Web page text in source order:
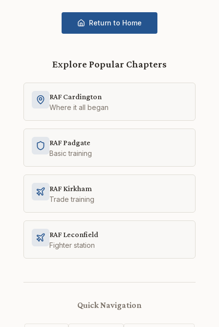
Return to Home
Explore Popular Chapters
RAF Cardington
Where it all began
RAF Padgate
Basic training
RAF Kirkham
Trade training
RAF Leconfield
Fighter station
Quick Navigation